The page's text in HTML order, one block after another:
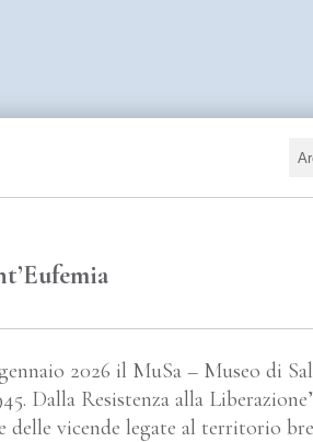
2026 il MuSa – Museo di
Dalla Resistenza alla
delle vicende legate al territorio